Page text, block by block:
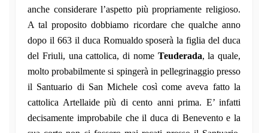
anche considerare l’aspetto più propriamente religioso.
A tal proposito dobbiamo ricordare che qualche anno
dopo il 663 il duca Romualdo sposerà la figlia del duca
del Friuli, una cattolica, di nome Teuderada, la quale,
molto probabilmente si spingerà in pellegrinaggio presso
il Santuario di San Michele così come aveva fatto la
cattolica Artellaide più di cento anni prima. E’ infatti
decisamente improbabile che il duca di Benevento e la